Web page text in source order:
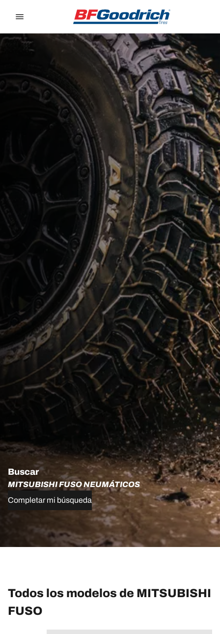
Buscar
MITSUBISHI FUSO NEUMÁTICOS
Completar mi búsqueda
Todos los modelos de MITSUBISHI
FUSO